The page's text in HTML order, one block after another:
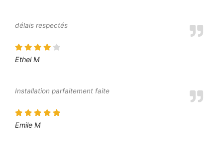
délais respectés
Ethel M
Installation parfaitement faite
Emile M